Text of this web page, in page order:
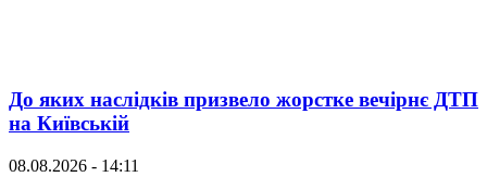
До яких наслідків призвело жорстке вечірнє ДТП
на Київській
08.08.2026 - 14:11